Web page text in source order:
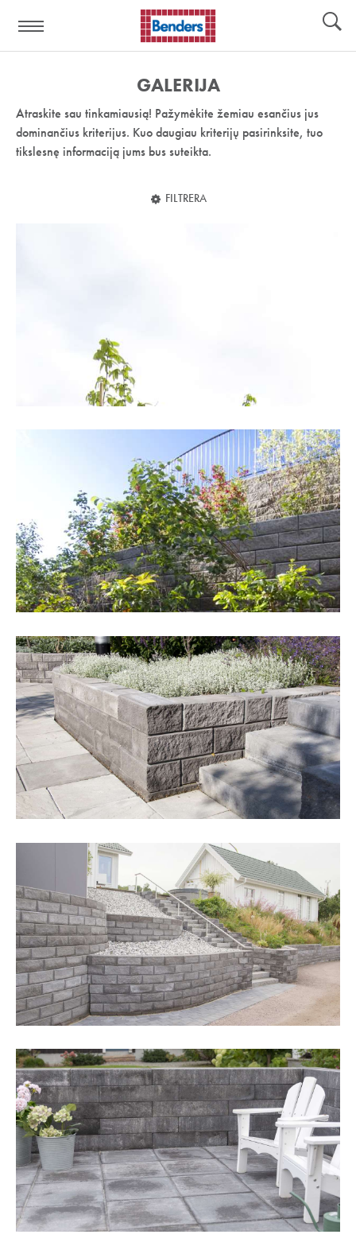
nuoroda:
GALERIJA
Atraskite sau tinkamiausią! Pažymėkite žemiau esančius jus
dominančius kriterijus. Kuo daugiau kriterijų pasirinksite, tuo
tikslesnę informaciją jums bus suteikta.
FILTRERA